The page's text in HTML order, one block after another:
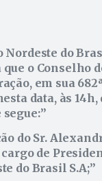
Nordeste do
o Conselho
em sua
data, às
do Sr.
de
do Brasil S.A;